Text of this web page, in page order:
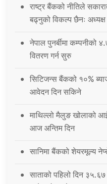
राष्ट्र बैंकको नीतिले
बढ्नुको विकल्प छैनः
नेपाल पुनर्बीमा कम्पनीको
वितरण गर्न सुरु
सिटिजन्स बैंकको १०%
आवेदन दिन सकिने
माथिल्लो मैलुङ खोलाको
आज अन्तिम दिन
सानिमा बैंकको शेयरमूल्य
साताको पहिलो दिन